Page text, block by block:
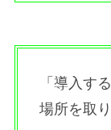
「導入す
場所を取